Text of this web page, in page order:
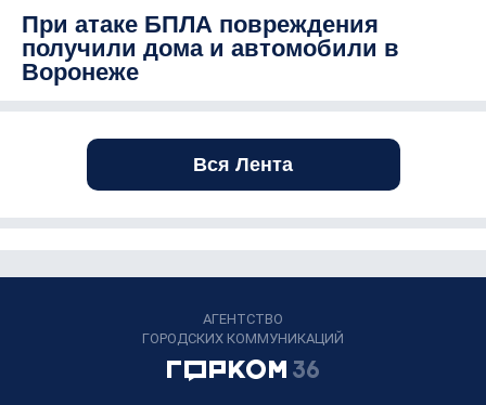
При атаке БПЛА повреждения
получили дома и автомобили в
Воронеже
Вся Лента
АГЕНТСТВО
ГОРОДСКИХ КОММУНИКАЦИЙ